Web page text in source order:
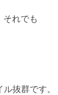
れでも
抜群です。